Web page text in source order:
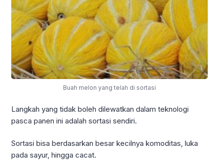
Buah melon yang telah di sortasi
Langkah yang tidak boleh dilewatkan dalam teknologi
pasca panen ini adalah sortasi sendiri.
Sortasi bisa berdasarkan besar kecilnya komoditas, luka
pada sayur, hingga cacat.